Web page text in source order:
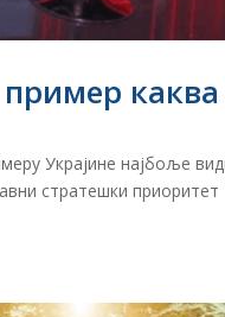
каква
Украјине најбоље
стратешки приоритет